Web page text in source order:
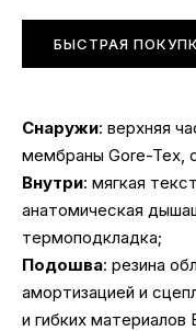
БЫСТРАЯ
Снаружи: верхняя
мембраны Gore-Tex,
Внутри: мягкая
анатомическая
термоподкладка;
Подошва: резина
амортизацией и
и гибких материалов